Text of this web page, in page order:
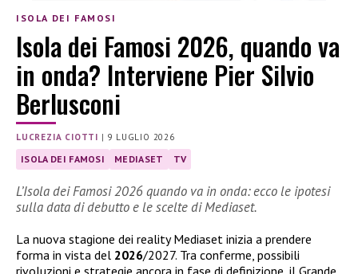
ISOLA DEI FAMOSI
Isola dei Famosi 2026, quando va
in onda? Interviene Pier Silvio
Berlusconi
LUCREZIA CIOTTI | 9 LUGLIO 2026
ISOLA DEI FAMOSI MEDIASET TV
L’Isola dei Famosi 2026 quando va in onda: ecco le ipotesi
sulla data di debutto e le scelte di Mediaset.
La nuova stagione dei reality Mediaset inizia a prendere
forma in vista del 2026/2027. Tra conferme, possibili
rivoluzioni e strategie ancora in fase di definizione, il Grande